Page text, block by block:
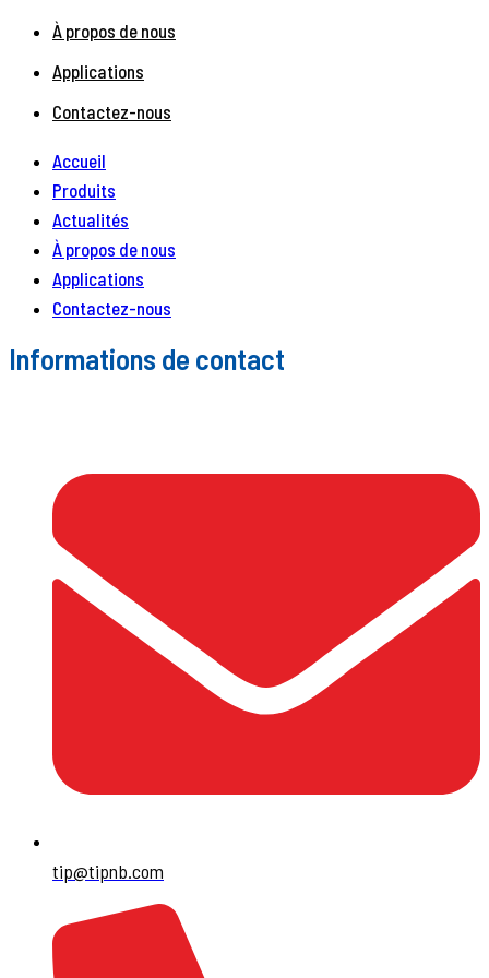
À propos de nous
Applications
Contactez-nous
Accueil
Produits
Actualités
À propos de nous
Applications
Contactez-nous
Informations de contact
tip@tipnb.com